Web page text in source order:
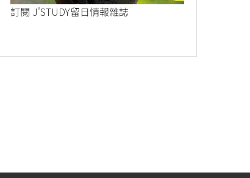
訂閱 J'STUDY留日情報雜誌